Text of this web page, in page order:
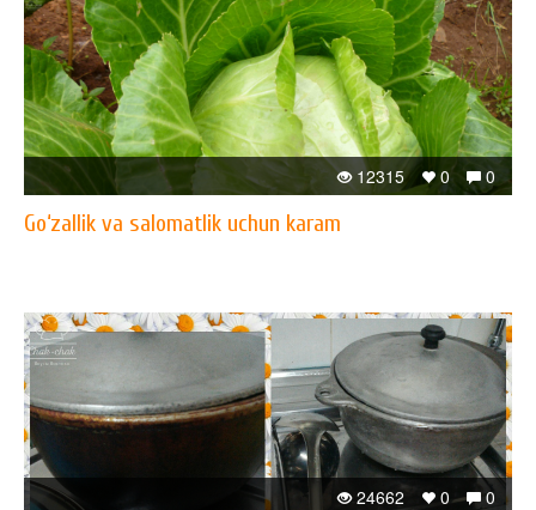
0
0
12315
Go‘zallik va salomatlik uchun karam
0
0
24662